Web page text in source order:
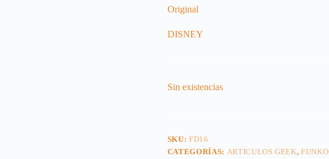
Original
DISNEY
Sin existencias
SKU:FD16
CATEGORÍAS: ARTICULOS GEEK,